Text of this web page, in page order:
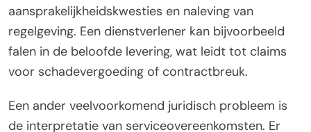
aansprakelijkheidskwesties en naleving van
regelgeving. Een dienstverlener kan bijvoorbeeld
falen in de beloofde levering, wat leidt tot claims
voor schadevergoeding of contractbreuk.
Een ander veelvoorkomend juridisch probleem is
de interpretatie van serviceovereenkomsten. Er